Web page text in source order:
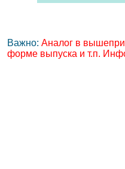
Важно: Аналог в
форме выпуска и т.п.